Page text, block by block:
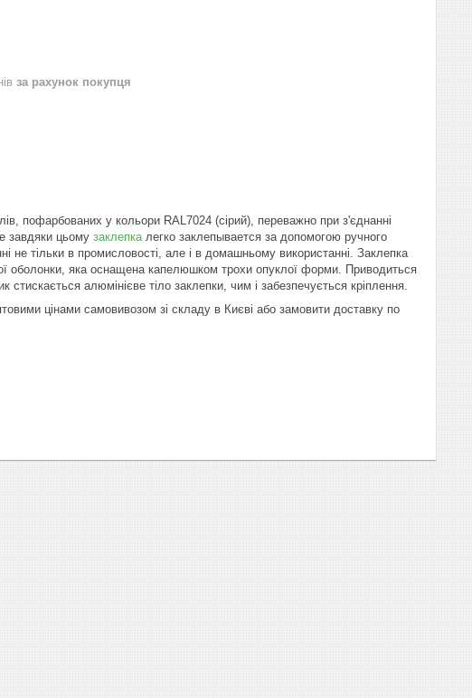
за рахунок покупця
пофарбованих у кольори RAL7024 (сірий), переважно при з'єднанні
завдяки цьому заклепкалегко заклепывается за допомогою ручного
не тільки в промисловості, але і в домашньому використанні. Заклепка
оболонки, яка оснащена капелюшком трохи опуклої форми. Приводиться
алюмінієве тіло заклепки, чим і забезпечується кріплення.
цінами самовивозом зі складу в Києві або замовити доставку по